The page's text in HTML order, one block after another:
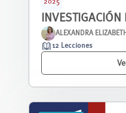
2025
INVESTIGACIÓN
ALEXANDRA
12 Lecciones